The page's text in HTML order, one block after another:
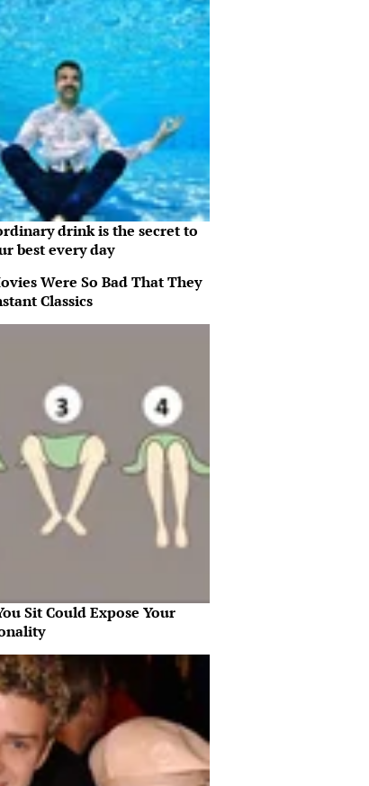
drink is the secret to
best every day
Were So Bad That They
Classics
Sit Could Expose Your